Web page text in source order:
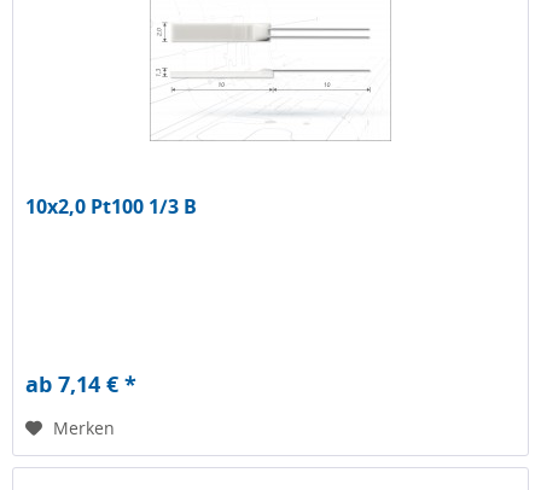
10x2,0 Pt100 1/3 B
ab 7,14 € *
Merken